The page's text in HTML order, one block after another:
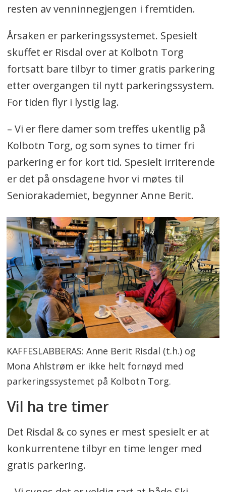
resten av venninnegjengen i fremtiden.
Årsaken er parkeringssystemet. Spesielt
skuffet er Risdal over at Kolbotn Torg
fortsatt bare tilbyr to timer gratis parkering
etter overgangen til nytt parkeringssystem.
For tiden flyr i lystig lag.
– Vi er flere damer som treffes ukentlig på
Kolbotn Torg, og som synes to timer fri
parkering er for kort tid. Spesielt irriterende
er det på onsdagene hvor vi møtes til
Seniorakademiet, begynner Anne Berit.
KAFFESLABBERAS: Anne Berit Risdal (t.h.) og
Mona Ahlstrøm er ikke helt fornøyd med
parkeringssystemet på Kolbotn Torg.
Vil ha tre timer
Det Risdal & co synes er mest spesielt er at
konkurrentene tilbyr en time lenger med
gratis parkering.